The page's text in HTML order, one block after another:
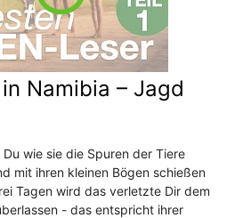
Namibia – Jagd
wie sie die Spuren der Tiere
mit ihren kleinen Bögen schießen
Tagen wird das verletzte Dir dem
- das entspricht ihrer